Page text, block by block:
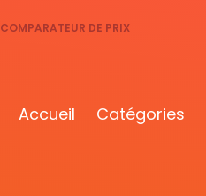
COMPARATEUR DE PRIX
Accueil Catégories